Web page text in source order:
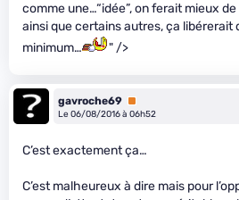
comme une…“idée”, on ferait mieux de
ainsi que certains autres, ça libérerait
minimum…
" />
gavroche69 Premium
Le 06/08/2016 à 06h52
C’est exactement ça…
C’est malheureux à dire mais pour